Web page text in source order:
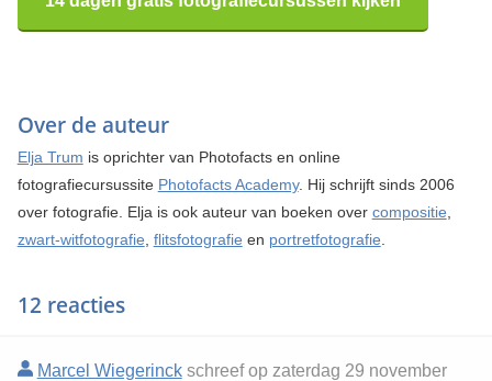
Over de auteur
Elja Trum is oprichter van Photofacts en online
fotografiecursussite Photofacts Academy. Hij schrijft sinds 2006
over fotografie. Elja is ook auteur van boeken over compositie
zwart-witfotografie flitsfotografie en portretfotografie
12 reacties
Marcel Wiegerinckschreef op zaterdag 29 november